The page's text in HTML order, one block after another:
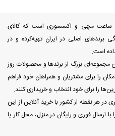
ساعت مچی و اکسسوری است که کالای
برندهای اصلی در ایران تهیه‌کرده و در
است.
مجموعه‌ای بزرگ از برندها و محصولات روز
را برای مشتریان و همراهان خود فراهم
را برای خود انتخاب و خریداری کنند.
هر نقطه از کشور با خرید آنلاین از این
ارسال فوری و رایگان در منزل، محل کار یا